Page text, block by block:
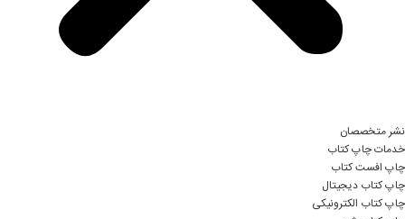
نشر متخصصان
خدمات چاپ کتاب
چاپ افست کتاب
چاپ کتاب دیجیتال
چاپ کتاب الکترونیکی